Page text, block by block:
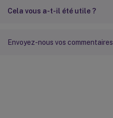
Cela vous a-t-il été utile ?
Envoyez-nous vos commentaires